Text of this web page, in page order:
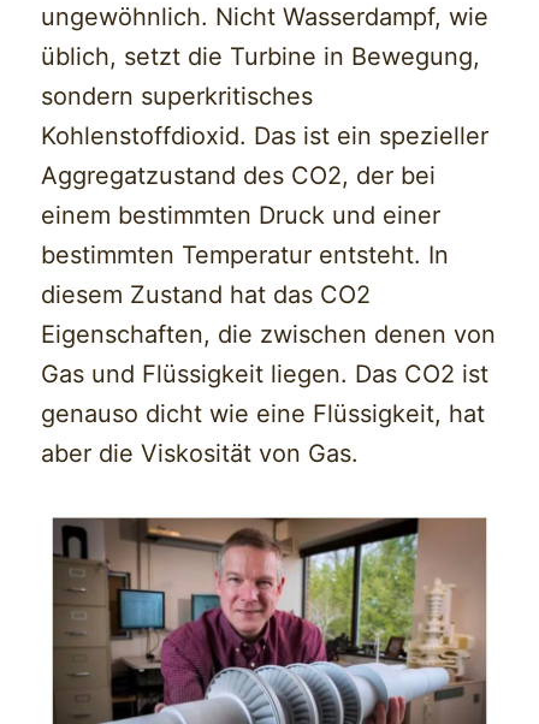
ungewöhnlich. Nicht Wasserdampf, wie
üblich, setzt die Turbine in Bewegung,
sondern superkritisches
Kohlenstoffdioxid. Das ist ein spezieller
Aggregatzustand des CO2, der bei
einem bestimmten Druck und einer
bestimmten Temperatur entsteht. In
diesem Zustand hat das CO2
Eigenschaften, die zwischen denen von
Gas und Flüssigkeit liegen. Das CO2 ist
genauso dicht wie eine Flüssigkeit, hat
aber die Viskosität von Gas.